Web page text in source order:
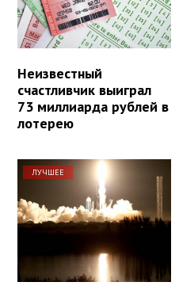
Неизвестный
счастливчик выиграл
73 миллиарда рублей в
лотерею
ЛУЧШЕЕ